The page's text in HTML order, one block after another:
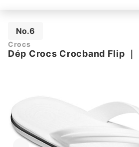
No.6
Crocs
Dép Crocs Crocband Flip